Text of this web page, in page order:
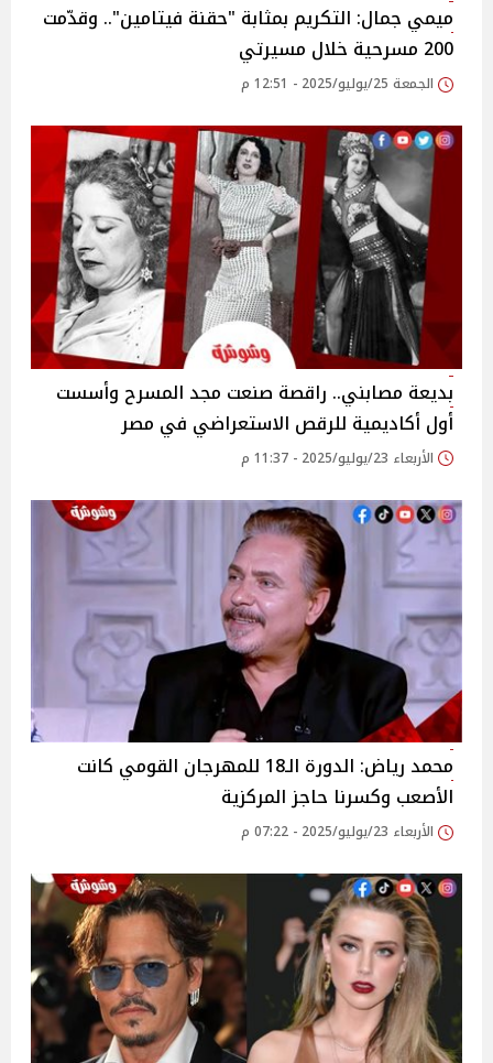
ميمي جمال: التكريم بمثابة "حقنة فيتامين".. وقدّمت
200 مسرحية خلال مسيرتي‎
الجمعة 25/يوليو/2025 - 12:51 م
بديعة مصابني.. راقصة صنعت مجد المسرح وأسست
أول أكاديمية للرقص الاستعراضي في مصر
الأربعاء 23/يوليو/2025 - 11:37 م
محمد رياض: الدورة الـ18 للمهرجان القومي كانت
الأصعب وكسرنا حاجز المركزية
الأربعاء 23/يوليو/2025 - 07:22 م